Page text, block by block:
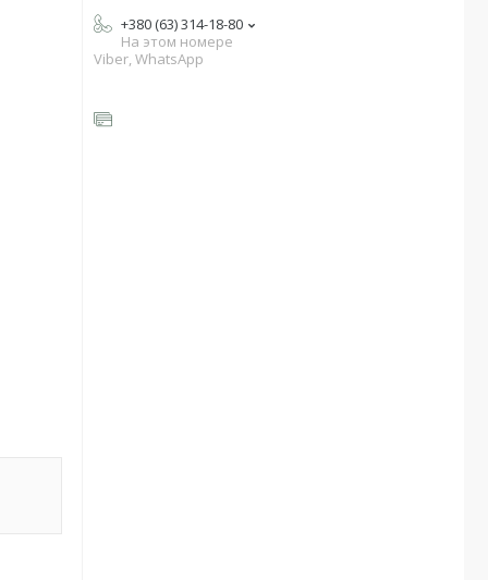
+380 (63) 314-18-80
На этом номере
Viber, WhatsApp